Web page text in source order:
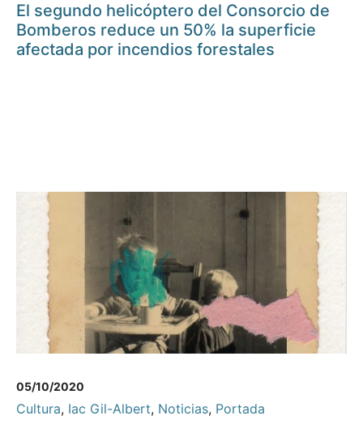
El segundo helicóptero del Consorcio de
Bomberos reduce un 50% la superficie
afectada por incendios forestales
05/10/2020
Cultura, Iac Gil-Albert, Noticias, Portada